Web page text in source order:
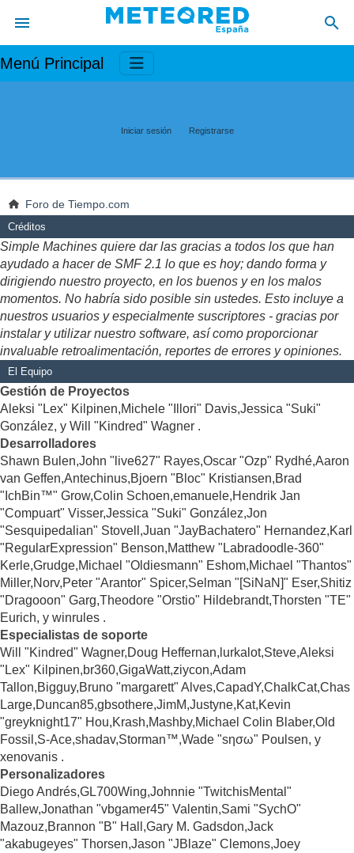
Menú Principal
Iniciar sesión Registrarse
Foro de Tiempo.com
Créditos
Simple Machines quiere dar las gracias a todos los que han
ayudado a hacer de SMF 2.1 lo que es hoy; dando forma y
dirigiendo nuestro proyecto, en los buenos y en los malos
momentos. No habría sido posible sin ustedes. Esto incluye a
nuestros usuarios y especialmente suscriptores - gracias por
instalar y utilizar nuestro software, así como proporcionar
invaluable retroalimentación, reportes de errores y opiniones.
El Equipo
Gestión de Proyectos
Aleksi "Lex" Kilpinen,Michele "Illori" Davis,Jessica "Suki"
González, y Will "Kindred" Wagner .
Desarrolladores
Shawn Bulen,John "live627" Rayes,Oscar "Ozp" Rydhé,Aaron
van Geffen,Antechinus,Bjoern "Bloc" Kristiansen,Brad
"IchBin™" Grow,Colin Schoen,emanuele,Hendrik Jan
"Compuart" Visser,Jessica "Suki" González,Jon
"Sesquipedalian" Stovell,Juan "JayBachatero" Hernandez,Karl
"RegularExpression" Benson,Matthew "Labradoodle-360"
Kerle,Grudge,Michael "Oldiesmann" Eshom,Michael "Thantos"
Miller,Norv,Peter "Arantor" Spicer,Selman "[SiNaN]" Eser,Shitiz
"Dragooon" Garg,Theodore "Orstio" Hildebrandt,Thorsten "TE"
Eurich, y winrules .
Especialistas de soporte
Will "Kindred" Wagner,Doug Heffernan,lurkalot,Steve,Aleksi
"Lex" Kilpinen,br360,GigaWatt,ziycon,Adam
Tallon,Bigguy,Bruno "margarett" Alves,CapadY,ChalkCat,Chas
Large,Duncan85,gbsothere,JimM,Justyne,Kat,Kevin
"greyknight17" Hou,Krash,Mashby,Michael Colin Blaber,Old
Fossil,S-Ace,shadav,Storman™,Wade "sησω" Poulsen, y
xenovanis .
Personalizadores
Diego Andrés,GL700Wing,Johnnie "TwitchisMental"
Ballew,Jonathan "vbgamer45" Valentin,Sami "SychO"
Mazouz,Brannon "B" Hall,Gary M. Gadsdon,Jack
"akabugeyes" Thorsen,Jason "JBlaze" Clemons,Joey